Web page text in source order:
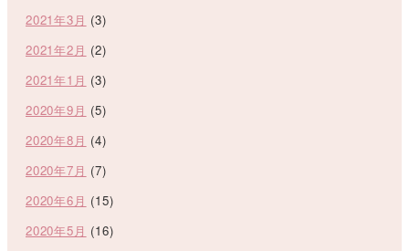
2021年3月 (3)
2021年2月 (2)
2021年1月 (3)
2020年9月 (5)
2020年8月 (4)
2020年7月 (7)
2020年6月 (15)
2020年5月 (16)